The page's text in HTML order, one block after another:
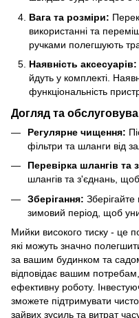
Вага та розміри:
використанні та
ручками полегшують
Наявність аксесуарів:
йдуть у комплекті.
функціональність
Догляд та
Регулярне чищення:
фільтри та шланги від
Перевірка шлангів та
шлангів та з'єднань, щоб
Зберігання:
зимовий період, щоб
Мийки високого тиску - це
які можуть значно
за вашим будинком та
відповідає вашим
ефективну роботу.
зможете підтримувати
зайвих зусиль та витрат